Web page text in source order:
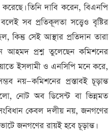
করেছে। তিনি দাবি করেন,বিএনপি
সব প্রতিকূলতা সত্ত্বেও বৃষ্টির
,কিন্তু সেই আস্থার প্রতিদান তারা
আহমদ প্রশ্ন তুলেছেন কমিশনের
ইসলামী ও এনসিপি মনে করে,
নয়—কমিশনের প্রস্তাবই চূড়ান্ত
,নোট অব ডিসেন্ট বা ভিন্নমত
কেবল দলীয় নয়,জনগণের
জনগণের রায়ই হবে চূড়ান্ত।